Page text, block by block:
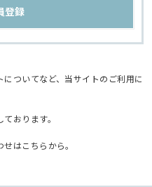
ついてなど、当サイトのご利用に
おります。
はこちらから。